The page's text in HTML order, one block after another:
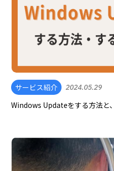
サービス紹介 2024.05.29
Windows Updateをする方法と